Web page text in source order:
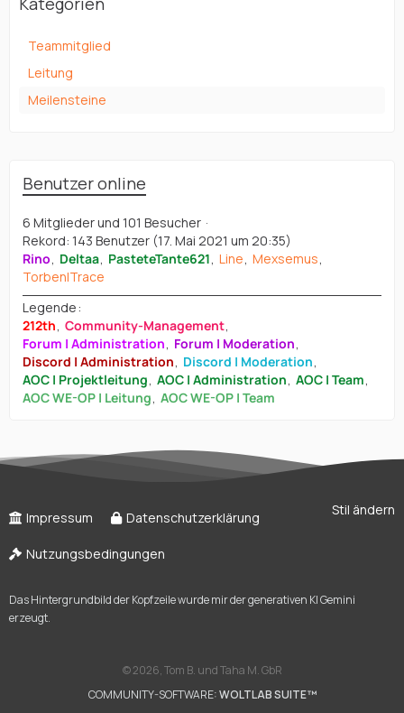
Teammitglied
Leitung
Meilensteine
Benutzer online
6 Mitglieder und 101 Besucher
Rekord: 143 Benutzer (17. Mai 2021 um 20:35)
Rino
Deltaa PasteteTante621 Line Mexsemus
Torben|Trace
Legende
212th Community-Management
Forum | Administration
Forum | Moderation
Discord | Administration
Discord | Moderation
AOC | Projektleitung AOC | Administration AOC | Team
AOC WE-OP | Leitung AOC WE-OP | Team
Stil ändern
Impressum Datenschutzerklärung
Nutzungsbedingungen
Das Hintergrundbild der Kopfzeile wurde mir der generativen KI Gemini
erzeugt.
©2026, Tom B. und Taha M. GbR
COMMUNITY-SOFTWARE:WOLTLAB SUITE™